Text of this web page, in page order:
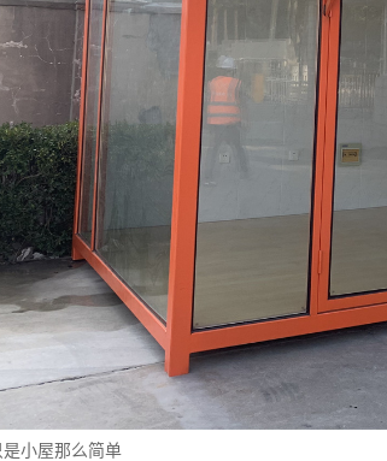
小屋那么简单